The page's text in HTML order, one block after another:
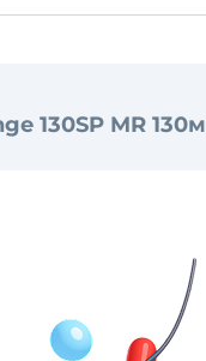
130SP MR